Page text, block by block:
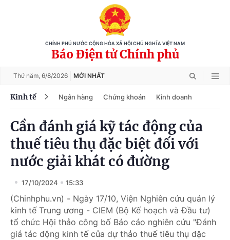
CHÍNH PHỦ NƯỚC CỘNG HÒA XÃ HỘI CHỦ NGHĨA VIỆT NAM
Báo Điện tử Chính phủ
Thứ năm, 6/8/2026 MỚI NHẤT
Kinh tế Ngân hàng Chứng khoán Kinh doanh
Cần đánh giá kỹ tác động của
thuế tiêu thụ đặc biệt đối với
nước giải khát có đường
17/10/2024 15:33
(Chinhphu.vn) - Ngày 17/10, Viện Nghiên cứu quản lý
kinh tế Trung ương - CIEM (Bộ Kế hoạch và Đầu tư)
tổ chức Hội thảo công bố Báo cáo nghiên cứu "Đánh
giá tác động kinh tế của dự thảo thuế tiêu thụ đặc